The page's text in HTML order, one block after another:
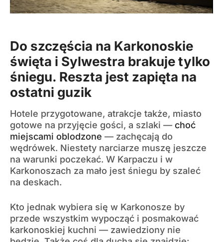
Do szczęścia na Karkonoskie
święta i Sylwestra brakuje tylko
śniegu. Reszta jest zapięta na
ostatni guzik
Hotele przygotowane, atrakcje także, miasto
gotowe na przyjęcie gości, a szlaki — choć
miejscami oblodzone — zachęcają do
wędrówek. Niestety narciarze muszę jeszcze
na warunki poczekać. W Karpaczu i w
Karkonoszach za mało jest śniegu by szaleć
na deskach.
Kto jednak wybiera się w Karkonosze by
przede wszystkim wypocząć i posmakować
karkonoskiej kuchni — zawiedziony nie